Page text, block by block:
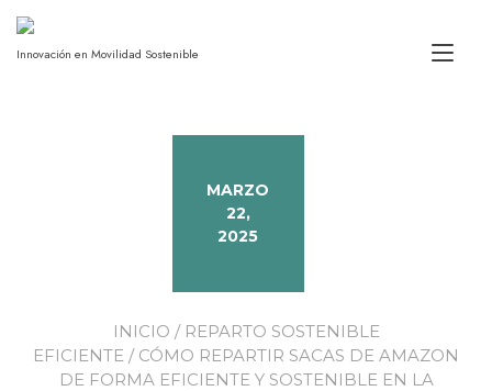
Innovación en Movilidad Sostenible
MARZO
22,
2025
INICIO / REPARTO SOSTENIBLE
EFICIENTE / CÓMO REPARTIR SACAS DE AMAZON
DE FORMA EFICIENTE Y SOSTENIBLE EN LA